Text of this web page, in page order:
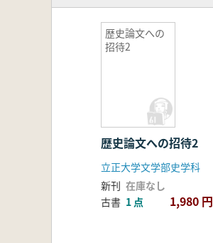
歴史論文への
招待2
歴史論文への招待2
立正大学文学部史学科
新刊 在庫なし
古書 1 点 1,980 円